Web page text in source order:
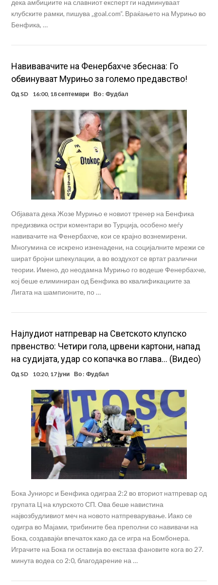
дека амбициите на славниот експерт ги надминуваат
клубските рамки, пишува „goal.com“. Враќањето на Мурињо во
Бенфика, …
Навивавачите на Фенербахче збеснаа: Го
обвинуваат Мурињо за големо предавство!
Од SD 16:00, 18 септември Во : Фудбал
Објавата дека Жозе Мурињо е новиот тренер на Бенфика
предизвика остри коментари во Турција, особено меѓу
навивачите на Фенербахче, кои се крајно вознемирени.
Многумина се искрено изненадени, на социјалните мрежи се
шират бројни шпекулации, а во воздухот се вртат различни
теории. Имено, до неодамна Мурињо го водеше Фенербахче,
кој беше елиминиран од Бенфика во квалификациите за
Лигата на шампионите, по …
Најлудиот натпревар на Светското клупско
првенство: Четири гола, црвени картони, напад
на судијата, удар со копачка во глава… (Видео)
Од SD 10:20, 17 јуни Во : Фудбал
Бока Јуниорс и Бенфика одиграа 2:2 во вториот натпревар од
групата Ц на клуpското СП. Ова беше навистина
највозбудливиот меч на новото натпреварување. Иако се
одигра во Мајами, трибините беа преполни со навивачи на
Бока, создавајќи впечаток како да се игра на Бомбонера.
Играчите на Бока ги оставија во екстаза фановите кога во 27.
минута водеа со 2:0, благодарение на …